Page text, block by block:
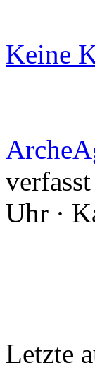
Keine
Uhr ·
Letzte